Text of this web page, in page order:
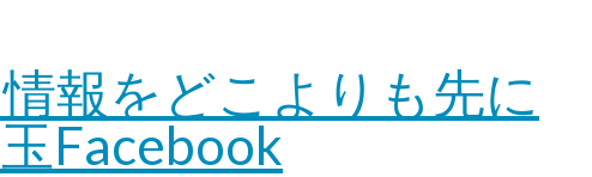
報をどこよりも先に
Facebook